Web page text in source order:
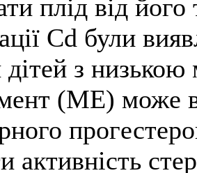
плід від
Cd були
дітей з
(МЕ) може
активність